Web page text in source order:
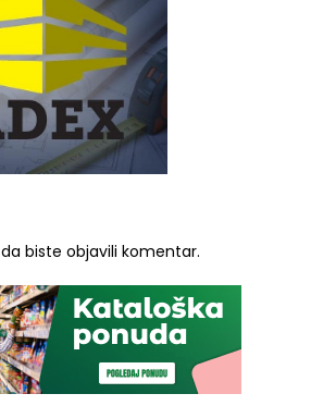
da biste objavili komentar.